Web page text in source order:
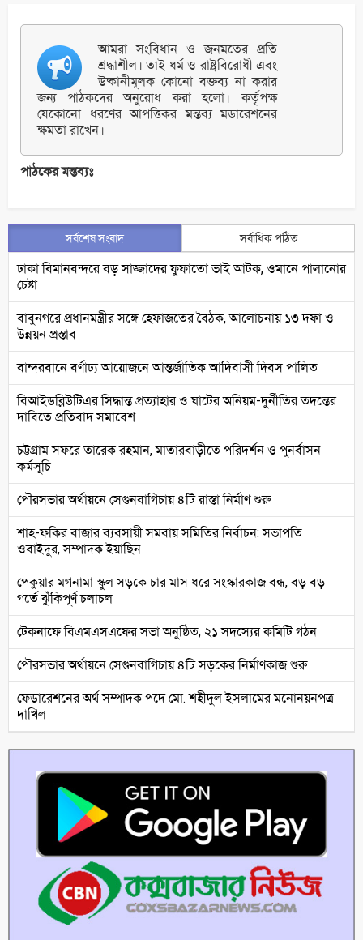
আমরা সংবিধান ও জনমতের প্রতি
শ্রদ্ধাশীল। তাই ধর্ম ও রাষ্ট্রবিরোধী এবং
উষ্কানীমূলক কোনো বক্তব্য না করার
জন্য পাঠকদের অনুরোধ করা হলো। কর্তৃপক্ষ
যেকোনো ধরণের আপত্তিকর মন্তব্য মডারেশনের
ক্ষমতা রাখেন।
পাঠকের মন্তব্যঃ
সর্বশেষ সংবাদ সর্বাধিক পঠিত
ঢাকা বিমানবন্দরে বড় সাজ্জাদের ফুফাতো ভাই আটক, ওমানে পালানোর
চেষ্টা
বাবুনগরে প্রধানমন্ত্রীর সঙ্গে হেফাজতের বৈঠক, আলোচনায় ১৩ দফা ও
উন্নয়ন প্রস্তাব
বান্দরবানে বর্ণাঢ্য আয়োজনে আন্তর্জাতিক আদিবাসী দিবস পালিত
বিআইডব্লিউটিএর সিদ্ধান্ত প্রত্যাহার ও ঘাটের অনিয়ম-দুর্নীতির তদন্তের
দাবিতে প্রতিবাদ সমাবেশ
চট্টগ্রাম সফরে তারেক রহমান, মাতারবাড়ীতে পরিদর্শন ও পুনর্বাসন
কর্মসূচি
পৌরসভার অর্থায়নে সেগুনবাগিচায় ৪টি রাস্তা নির্মাণ শুরু
শাহ-ফকির বাজার ব্যবসায়ী সমবায় সমিতির নির্বাচন: সভাপতি
ওবাইদুর, সম্পাদক ইয়াছিন
পেকুয়ার মগনামা স্কুল সড়কে চার মাস ধরে সংস্কারকাজ বন্ধ, বড় বড়
গর্তে ঝুঁকিপূর্ণ চলাচল
টেকনাফে বিএমএসএফের সভা অনুষ্ঠিত, ২১ সদস্যের কমিটি গঠন
পৌরসভার অর্থায়নে সেগুনবাগিচায় ৪টি সড়কের নির্মাণকাজ শুরু
ফেডারেশনের অর্থ সম্পাদক পদে মো. শহীদুল ইসলামের মনোনয়নপত্র
দাখিল